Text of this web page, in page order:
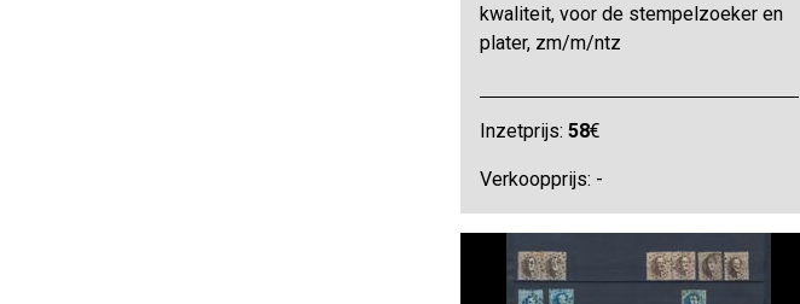
kwaliteit, voor de stempelzoeker en
plater, zm/m/ntz
Inzetprijs:58€
Verkoopprijs: -